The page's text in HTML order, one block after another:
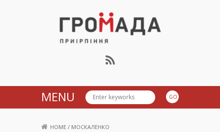
Громада Приірпіння
MENU
HOME / МОСКАЛЕНКО